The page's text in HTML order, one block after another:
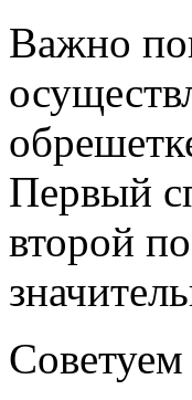
Важно
Первый
второй
Советуем